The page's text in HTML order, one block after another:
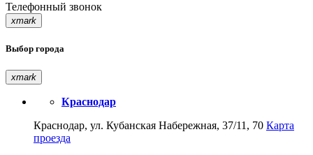
Телефонный звонок
xmark
Выбор города
xmark
Краснодар
Краснодар, ул. Кубанская Набережная, 37/11, 70 Карта
проезда